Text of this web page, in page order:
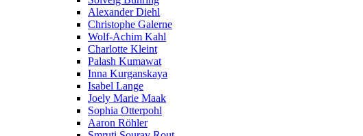
Alexander Diehl
Christophe Galerne
Wolf-Achim Kahl
Charlotte Kleint
Palash Kumawat
Inna Kurganskaya
Isabel Lange
Joely Marie Maak
Sophia Otterpohl
Aaron Röhler